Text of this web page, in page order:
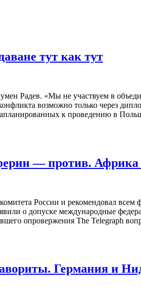
тут как тут
Радев. «Мы не участвуем в
возможно только через
к проведению в
— против.
России и рекомендовал всем
о допуске международные
опровержения The Telegraph
Германия и